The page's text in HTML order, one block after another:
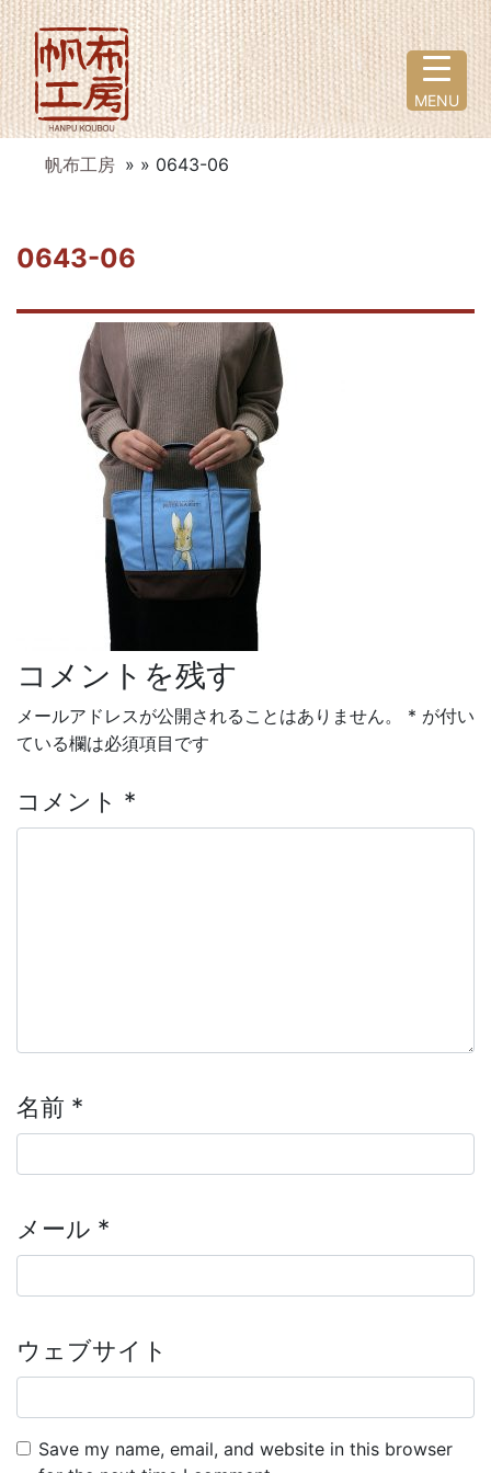
帆布工房 » » 0643-06
0643-06
投稿ナビゲーション
コメントを残す
メールアドレスが公開されることはありません。 * が付い
ている欄は必須項目です
コメント *
名前 *
メール *
ウェブサイト
Save my name, email, and website in this browser
MENU